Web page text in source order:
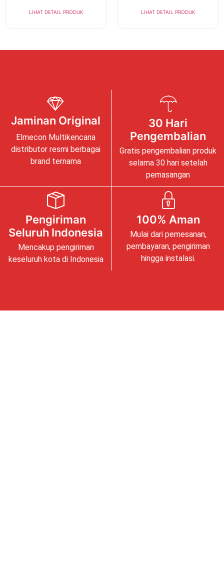
LIHAT DETAIL PRODUK LIHAT DETAIL PRODUK
Jaminan Original
Elmecon Multikencana
distributor resmi berbagai
brand ternama
30 Hari
Pengembalian
Gratis pengembalian produk
selama 30 hari setelah
pemasangan
Pengiriman
Seluruh Indonesia
Mencakup pengiriman
keseluruh kota di Indonesia
100% Aman
Mulai dari pemesanan,
pembayaran, pengiriman
hingga instalasi.